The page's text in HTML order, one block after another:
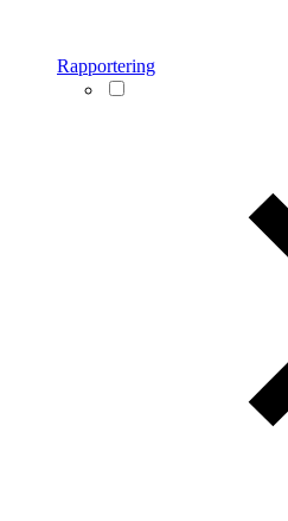
Rapportering